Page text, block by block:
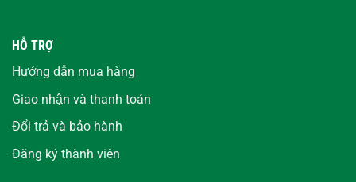
HỖ TRỢ
Hướng dẫn mua hàng
Giao nhận và thanh toán
Đổi trả và bảo hành
Đăng ký thành viên